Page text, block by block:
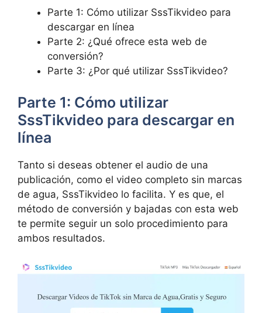
Parte 1: Cómo utilizar SssTikvideo para
descargar en línea
Parte 2: ¿Qué ofrece esta web de
conversión?
Parte 3: ¿Por qué utilizar SssTikvideo?
Parte 1: Cómo utilizar
SssTikvideo para descargar en
línea
Tanto si deseas obtener el audio de una
publicación, como el video completo sin marcas
de agua, SssTikvideo lo facilita. Y es que, el
método de conversión y bajadas con esta web
te permite seguir un solo procedimiento para
ambos resultados.